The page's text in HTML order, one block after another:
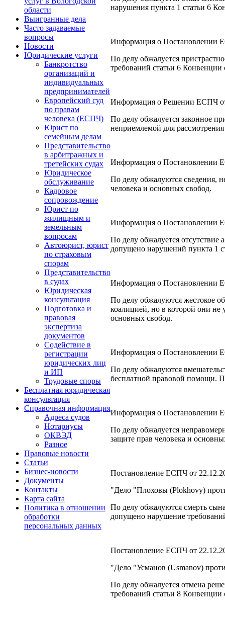
области
Выигранные дела
Часто задаваемые
вопросы
Новости
Юридические услуги
Банкротство
организаций и
индивидуальных
предпринимателей
Европейский суд
по правам
человека (ЕСПЧ)
Юрист по
семейным делам
Представительство
в арбитражных и
третейских судах
Юридическое
обслуживание
Кадровое
сопровождение
Юрист по
жилищным и
земельным
вопросам
Автоюрист, юрист
по страховым
спорам
Представительство
в судах
Юридическая
консультация
Подготовка и
правовая
экспертиза
документов
Содействие в
регистрации
юридических лиц
и ИП
Трудовые споры
Бесплатная юридическая
консультация
Справочная информация
Адреса судов
Нотариусы
ОКВЭД
Разное
Правовые новости
Статьи
Бизнес-новости
Документы
Контакты
Карта сайта
Политика в отношении
обработки
персональных данных
нарушения пункта 1 статьи 6
Информация о Постановлении
По делу обжалуется
требований статьи 6
Информация о Решении ЕСПЧ от
По делу обжалуется законное
неприемлемой для
Информация о Постановлении
По делу обжалуются сведения,
человека и основных свобод.
Информация о Постановлении
По делу обжалуется
допущено нарушений пункта 1
Информация о Постановлении
По делу обжалуются жестокое
коалицией, но в которой они не
основных свобод.
Информация о Постановлении
По делу обжалуются
бесплатной правовой помощи.
Информация о Постановлении
По делу обжалуется
защите прав человека и
Постановление ЕСПЧ от
"Дело "Плоховы (Plokhovy)
По делу обжалуются смерть
допущено нарушение
Постановление ЕСПЧ от
"Дело "Усманов (Usmanov)
По делу обжалуется отмена
требований статьи 8